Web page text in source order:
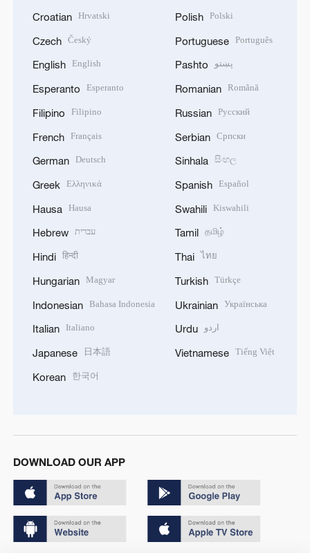
Croatian Hrvatski
Czech Český
English English
Esperanto Esperanto
Filipino Filipino
French Français
German Deutsch
Greek Ελληνικά
Hausa Hausa
Hebrew עברית
Hindi हिन्दी
Hungarian Magyar
Indonesian Bahasa Indonesia
Italian Italiano
Japanese 日本語
Korean 한국어
Polish Polski
Portuguese Português
Pashto پښتو
Romanian Română
Russian Русский
Serbian Српски
Sinhala සිංහල
Spanish Español
Swahili Kiswahili
Tamil தமிழ்
Thai ไทย
Turkish Türkçe
Ukrainian Українська
Urdu اردو
Vietnamese Tiếng Việt
DOWNLOAD OUR APP